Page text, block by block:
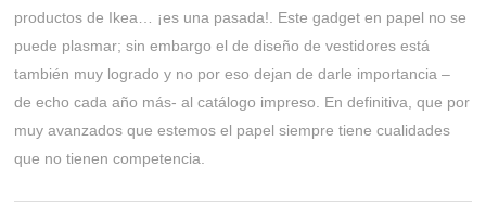
productos de Ikea… ¡es una pasada!. Este gadget en papel no se
puede plasmar; sin embargo el de diseño de vestidores está
también muy logrado y no por eso dejan de darle importancia –
de echo cada año más- al catálogo impreso. En definitiva, que por
muy avanzados que estemos el papel siempre tiene cualidades
que no tienen competencia.